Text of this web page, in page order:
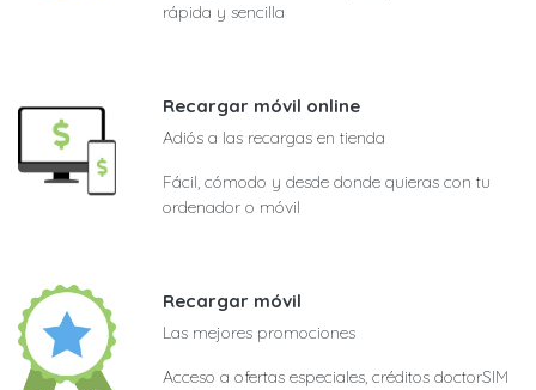
rápida y sencilla
Recargar móvil online
Adiós a las recargas en tienda
Fácil, cómodo y desde donde quieras con tu
ordenador o móvil
Recargar móvil
Las mejores promociones
Acceso a ofertas especiales, créditos doctorSIM